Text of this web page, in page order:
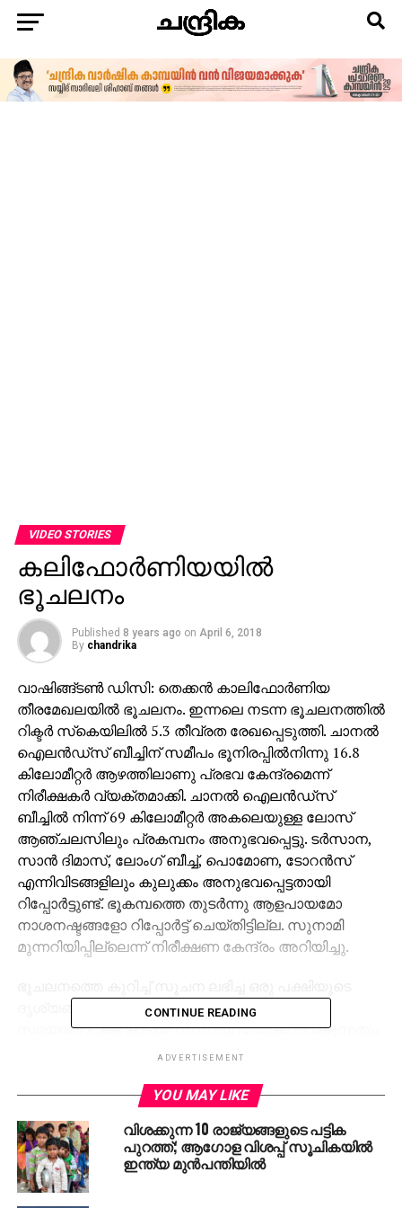
VIDEO STORIES
കലിഫോര്‍ണിയയില്‍
ഭൂചലനം
Published 8 years ago on April 6, 2018
By chandrika
വാഷിങ്ങ്ടണ്‍ ഡിസി: തെക്കന്‍ കാലിഫോര്‍ണിയ
തീരമേഖലയില്‍ ഭൂചലനം. ഇന്നലെ നടന്ന ഭൂചലനത്തില്‍
റിക്ടര്‍ സ്‌കെയിലില്‍ 5.3 തീവ്രത രേഖപ്പെടുത്തി. ചാനല്‍
ഐലന്‍ഡ്‌സ് ബീച്ചിന് സമീപം ഭൂനിരപ്പില്‍നിന്നു 16.8
കിലോമീറ്റര്‍ ആഴത്തിലാണു പ്രഭവ കേന്ദ്രമെന്ന്
നിരീക്ഷകര്‍ വ്യക്തമാക്കി. ചാനല്‍ ഐലന്‍ഡ്‌സ്
ബീച്ചില്‍ നിന്ന് 69 കിലോമീറ്റര്‍ അകലെയുള്ള ലോസ്
ആഞ്ചലസിലും പ്രകമ്പനം അനുഭവപ്പെട്ടു. ടര്‍സാന,
സാന്‍ ദിമാസ്, ലോംഗ് ബീച്ച്, പൊമോണ, ടോറന്‍സ്
എന്നിവിടങ്ങളിലും കുലുക്കം അനുഭവപ്പെട്ടതായി
റിപ്പോര്‍ട്ടുണ്ട്. ഭൂകമ്പത്തെ തുടര്‍ന്നു ആളപായമോ
നാശനഷ്ടങ്ങളോ റിപ്പോര്‍ട്ട് ചെയ്തിട്ടില്ല. സുനാമി
മുന്നറിയിപ്പില്ലെന്ന് നിരീക്ഷണ കേന്ദ്രം അറിയിച്ചു.
ദൃശ്യങ്ങള്‍ ഒരു ചാനല്‍ പുറത്തു വിട്ടു. ഭൂചലന
സമയത്ത് പക്ഷി കൂട്ടില്‍ നിന്ന് പുറത്തേക്ക് പറക്കുന്നതും
ശേഷം തിരിച്ചെത്തുന്നതുമാണ് ദൃശ്യങ്ങളിലുള്ളത്.
CONTINUE READING
ADVERTISEMENT
YOU MAY LIKE
വിശക്കുന്ന 10 രാജ്യങ്ങളുടെ പട്ടിക
പുറത്ത്; ആഗോള വിശപ്പ് സൂചികയില്‍
ഇന്ത്യ മുന്‍പന്തിയില്‍